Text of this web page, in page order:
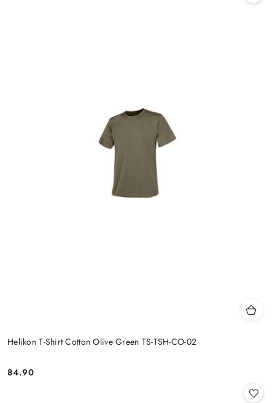
Helikon T-Shirt Cotton Olive Green TS-TSH-CO-02
Cena:
84.90